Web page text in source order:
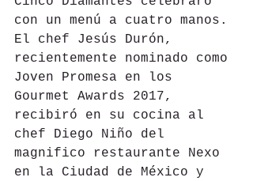
con un menú a cuatro manos.
El chef Jesús Durón,
recientemente nominado como
Joven Promesa en los
Gourmet Awards 2017,
recibiró en su cocina al
chef Diego Niño del
magnifico restaurante Nexo
en la Ciudad de México y